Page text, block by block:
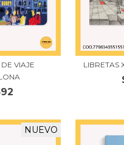
VIAJE
LIBRETAS
NUEVO